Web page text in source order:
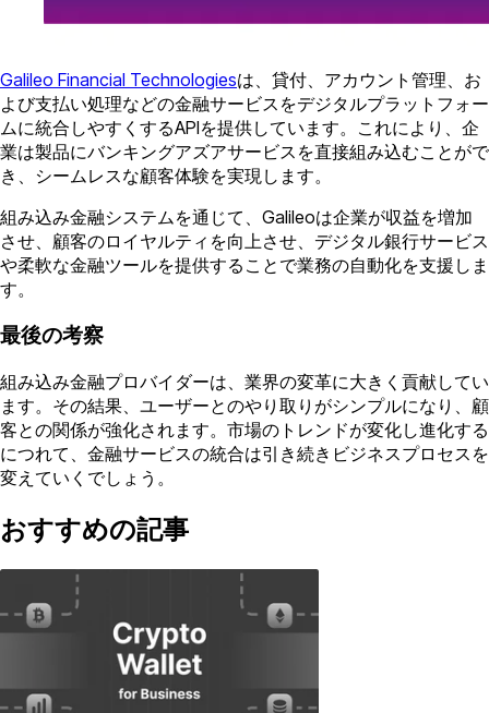
Galileo Financial Technologiesは、貸付、アカウント管理、お
よび支払い処理などの金融サービスをデジタルプラットフォー
ムに統合しやすくするAPIを提供しています。これにより、企
業は製品にバンキングアズアサービスを直接組み込むことがで
き、シームレスな顧客体験を実現します。
組み込み金融システムを通じて、Galileoは企業が収益を増加
させ、顧客のロイヤルティを向上させ、デジタル銀行サービス
や柔軟な金融ツールを提供することで業務の自動化を支援しま
す。
最後の考察
組み込み金融プロバイダーは、業界の変革に大きく貢献してい
ます。その結果、ユーザーとのやり取りがシンプルになり、顧
客との関係が強化されます。市場のトレンドが変化し進化する
につれて、金融サービスの統合は引き続きビジネスプロセスを
変えていくでしょう。
おすすめの記事